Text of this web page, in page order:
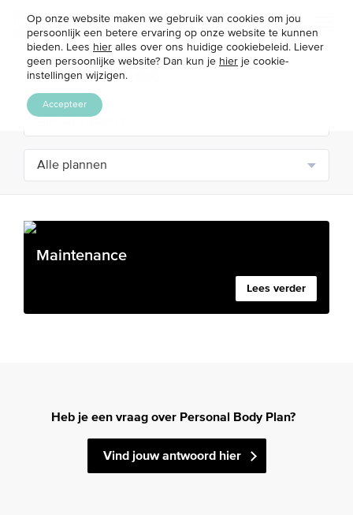
Maintenance
Lees verder
Heb je een vraag over Personal Body Plan?
Vind jouw antwoord hier
Op onze website maken we gebruik van cookies om jou
persoonlijk een betere ervaring op onze website te kunnen
bieden. Lees hier alles over ons huidige cookiebeleid. Liever
geen persoonlijke website? Dan kun je hier je cookie-
instellingen wijzigen.
Accepteer